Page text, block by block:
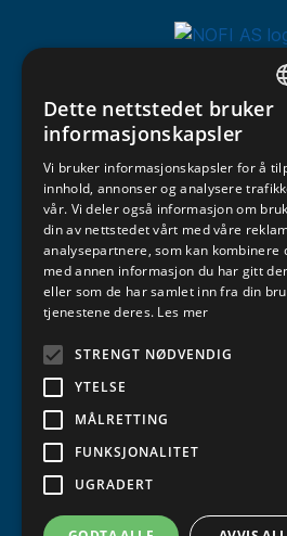
Dette nettstedet bruker
informasjonskapsler
Vi bruker informasjonskapsler for å
innhold, annonser og analysere
vår. Vi deler også informasjon om
din av nettstedet vårt med våre
analysepartnere, som kan kombinere
med annen informasjon du har gitt
eller som de har samlet inn fra din
tjenestene deres. Les mer
STRENGT NØDVENDIG
YTELSE
MÅLRETTING
FUNKSJONALITET
UGRADERT